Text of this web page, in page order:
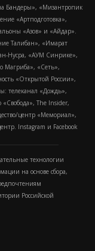
Бандеры», «Мизантропик
«Артподготовка»,
«Азов» и «Айдар».
Талибан», «Имарат
ан-Нусра, «АУМ Синрике»,
Магриба», «Сеть»,
«Открытой России»,
телеканал «Дождь»,
The Insider,
центр «Мемориал»,
Instagram и Facebook
технологии
на основе сбора,
Российской